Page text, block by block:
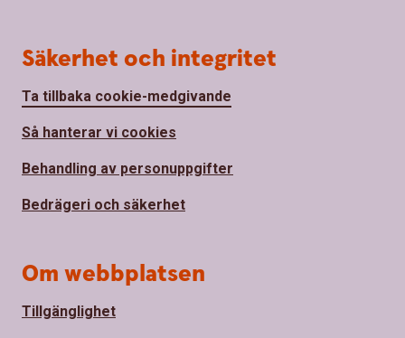
Säkerhet och integritet
Ta tillbaka cookie-medgivande
Så hanterar vi cookies
Behandling av personuppgifter
Bedrägeri och säkerhet
Om webbplatsen
Tillgänglighet